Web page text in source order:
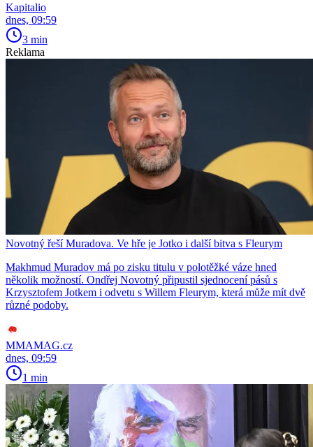
Kapitalio
dnes, 09:59
3 min
Reklama
Novotný řeší Muradova. Ve hře je Jotko i další bitva s Fleurym
Makhmud Muradov má po zisku titulu v polotěžké váze hned
několik možností. Ondřej Novotný připustil sjednocení pásů s
Krzysztofem Jotkem i odvetu s Willem Fleurym, která může mít dvě
různé podoby.
MMAMAG.cz
dnes, 09:59
1 min